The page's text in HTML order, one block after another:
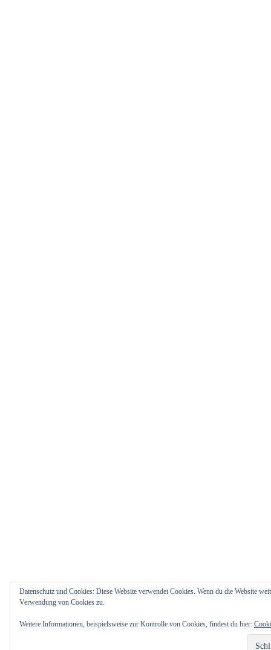
Datenschutz und Cookies: Diese Website verwendet Cookies. Wenn du die Website
Verwendung von Cookies zu.
Weitere Informationen, beispielsweise zur Kontrolle von Cookies, findest du hier: